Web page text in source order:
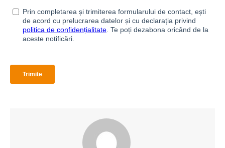
Abonează-te la newsletter
săptămânal informații relevante din mobilitate pentru